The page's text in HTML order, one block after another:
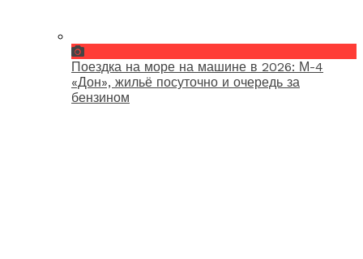
Поездка на море на машине в 2026: М-4
«Дон», жильё посуточно и очередь за
бензином